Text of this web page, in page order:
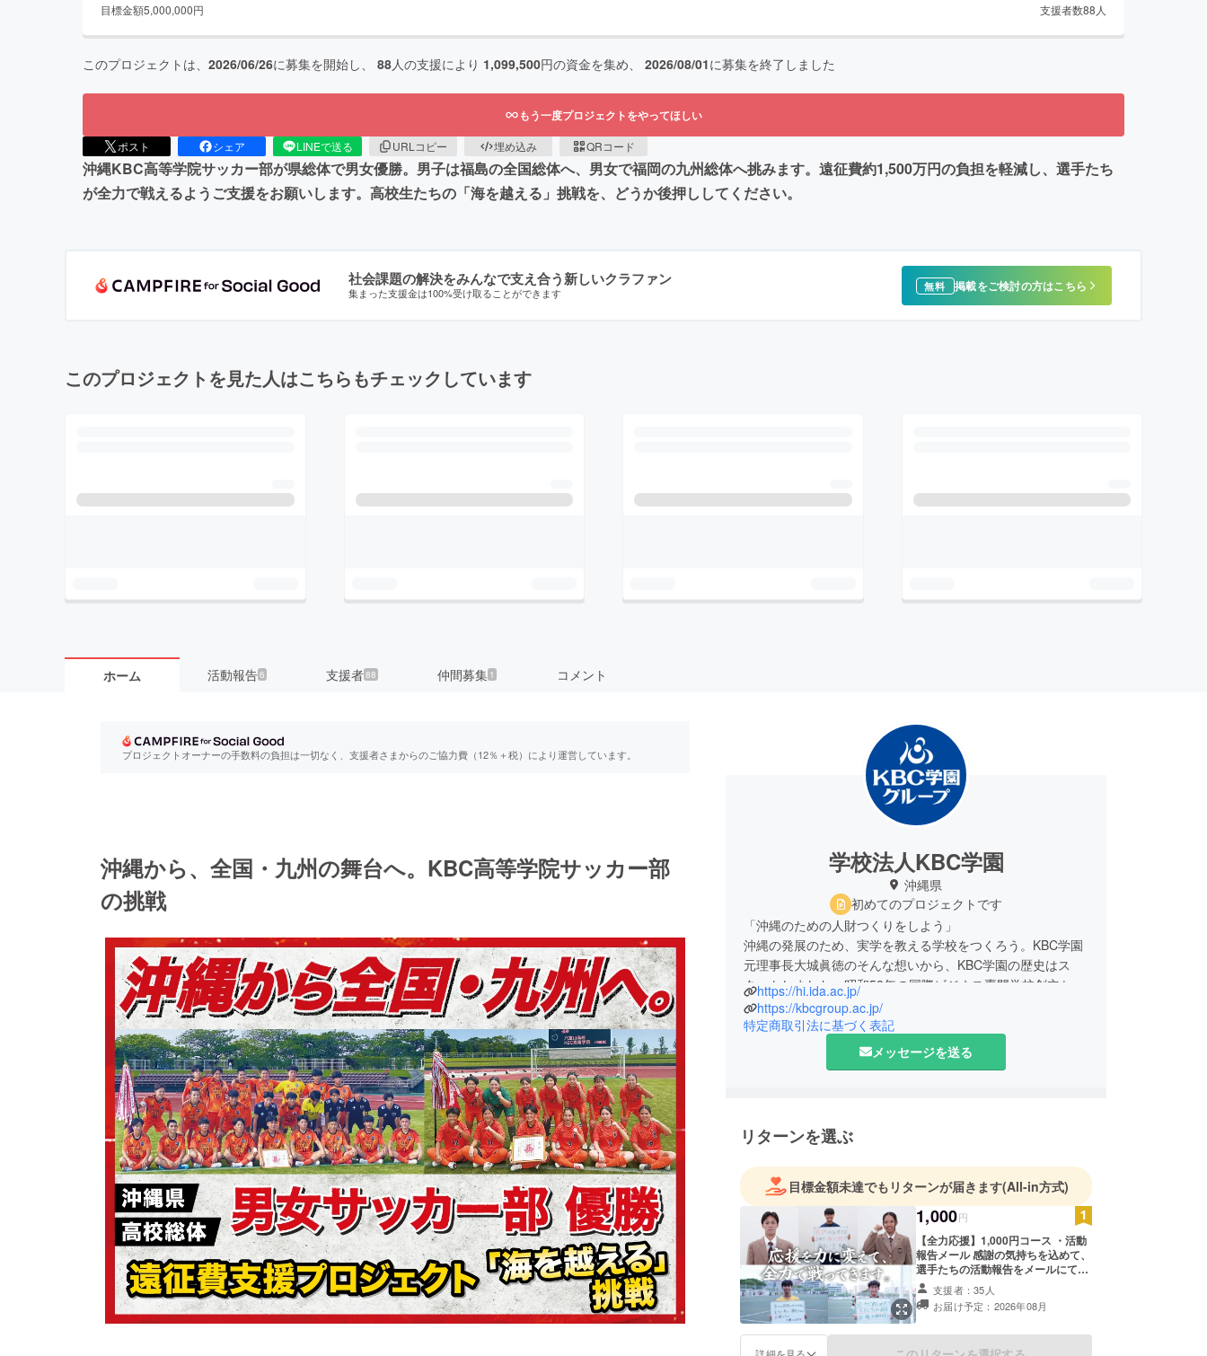
目標金額5,000,000円 支援者数88 人
このプロジェクトは、 2026/06/26に募集を開始し、 88人の支援により 1,099,500円の資金を集め、 2026/08/01に募集を終了しました
もう一度プロジェクトをやってほしい
ポスト シェア LINEで送る URLコピー 埋め込み QRコード
沖縄KBC高等学院サッカー部が県総体で男女優勝。男子は福島の全国総体へ、男女で福岡の九州総体へ挑みます。遠征費約1,500万円の負担を軽減し、選手たち
が全力で戦えるようご支援をお願いします。高校生たちの「海を越える」挑戦を、どうか後押ししてください。
社会課題の解決をみんなで支え合う新しいクラファン
集まった支援金は100%受け取ることができます 無料 掲載をご検討の方はこちら
このプロジェクトを見た人はこちらもチェックしています
ホーム 活動報告6 支援者88 仲間募集 1 コメント
プロジェクトオーナーの手数料の負担は一切なく、支援者さまからのご協力費（12％＋税）により運営しています。
沖縄から、全国・九州の舞台へ。KBC高等学院サッカー部
の挑戦
学校法人KBC学園
沖縄県
初めてのプロジェクトです
「沖縄のための人財つくりをしよう」
沖縄の発展のため、実学を教える学校をつくろう。KBC学園
元理事長大城眞徳のそんな想いから、KBC学園の歴史はス
タートしました。昭和58年の国際ビジネス専門学校創立か
ら、30年余りの時が経ち、2019年10月現在、専門学校７校
と高等課程および社会人向け講座を専門とする学校とで、構
成するグループに成長しました。
https://hi.ida.ac.jp/
https://kbcgroup.ac.jp/
特定商取引法に基づく表記
メッセージを送る
リターンを選ぶ
目標金額未達でもリターンが届きます(All-in方式)
1,000円
【全力応援】1,000円コース ・活動
報告メール 感謝の気持ちを込めて、
選手たちの活動報告をメールにてお
届けします。
支援者：35人
お届け予定：2026年08月